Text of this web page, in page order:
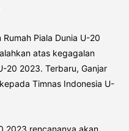
Piala Dunia U-20
atas kegagalan
20 2023. Terbaru, Ganjar
Timnas Indonesia U-